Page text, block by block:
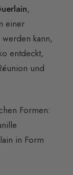
,
einer
kann,
entdeckt,
und
Formen:
in Form